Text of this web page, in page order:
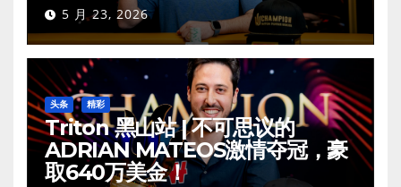
5 月 23, 2026
头条 精彩
Triton 黑山站 | 不可思议的
ADRIAN MATEOS激情夺冠，豪
取640万美金！